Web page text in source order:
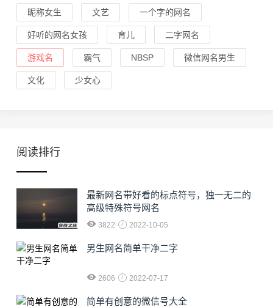
昵称女生 文艺 一个字的网名
好听的网名女孩 育儿 二字网名
游戏名 霸气 NBSP 微信网名男生
文化 少女心
阅读排行
最新网名带好看的标点符号，独一无二的
高级特殊符号网名
3822 2022-10-05
男生网名简单干净二字
2606 2022-07-17
简单有创意的微信号大全